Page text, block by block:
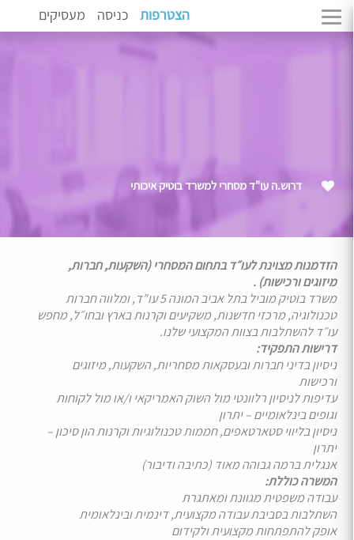
הצטרפות כניסה מעסיקים
דרוש.ה עו"ד מסחרי למשרד בוטיק איכותי
הזדמנות מצוינת לעו״ד בתחום המסחרי (השקעות, חברות,
מיזוגים ורכישות) .
משרד בוטיק מוביל בתל אביב המונה 5 עו"ד, ומלווה חברות
טכנולוגיה, מרכזי חדשנות, משקיעים וקרנות בארץ ובחו״ל, מחפש
עו״ד להשתלבות בצוות המקצועי שלנו.
דרישות התפקיד:
ניסיון בדיני חברות ובעסקאות מסחריות, השקעות, מיזוגים
ורכישות
עדיפות לניסיון רלוונטי מול השוק האמריקאי ו/או מול לקוחות
וגופים בינלאומיים – יתרון
ניסיון בליווי סטארטאפים, חממות טכנולוגיות וקרנות הון סיכון –
יתרון
אנגלית ברמה גבוהה מאוד (כתיבה ודיבור)
המשרה כוללת:
עבודה משפטית מגוונת ומאתגרת
השתלבות בסביבת עבודה מקצועית, דינמית ובינלאומית
אופק להתפתחות מקצועית ולקידום